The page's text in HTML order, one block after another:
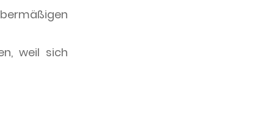
weil sich